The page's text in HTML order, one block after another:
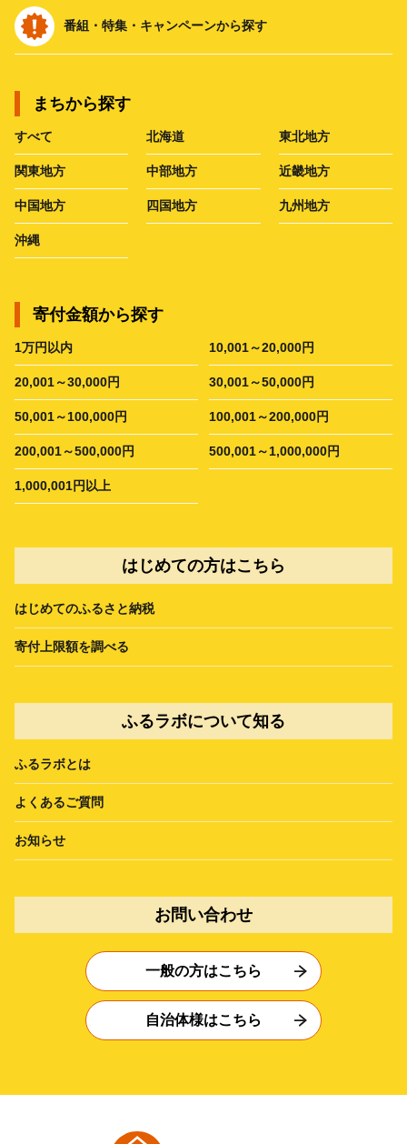
番組・特集・キャンペーンから探す
まちから探す
すべて 北海道 東北地方
関東地方 中部地方 近畿地方
中国地方 四国地方 九州地方
沖縄
寄付金額から探す
1万円以内 10,001～20,000円
20,001～30,000円 30,001～50,000円
50,001～100,000円 100,001～200,000円
200,001～500,000円 500,001～1,000,000円
1,000,001円以上
はじめての方はこちら
はじめてのふるさと納税
寄付上限額を調べる
ふるラボについて知る
ふるラボとは
よくあるご質問
お知らせ
お問い合わせ
一般の方はこちら
自治体様はこちら